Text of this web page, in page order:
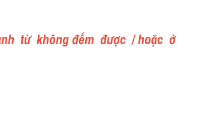
từ  không đếm  được  / hoặc  ở